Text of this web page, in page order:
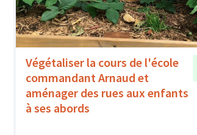
Végétaliser la cours de l'école
commandant Arnaud et
aménager des rues aux enfants
à ses abords